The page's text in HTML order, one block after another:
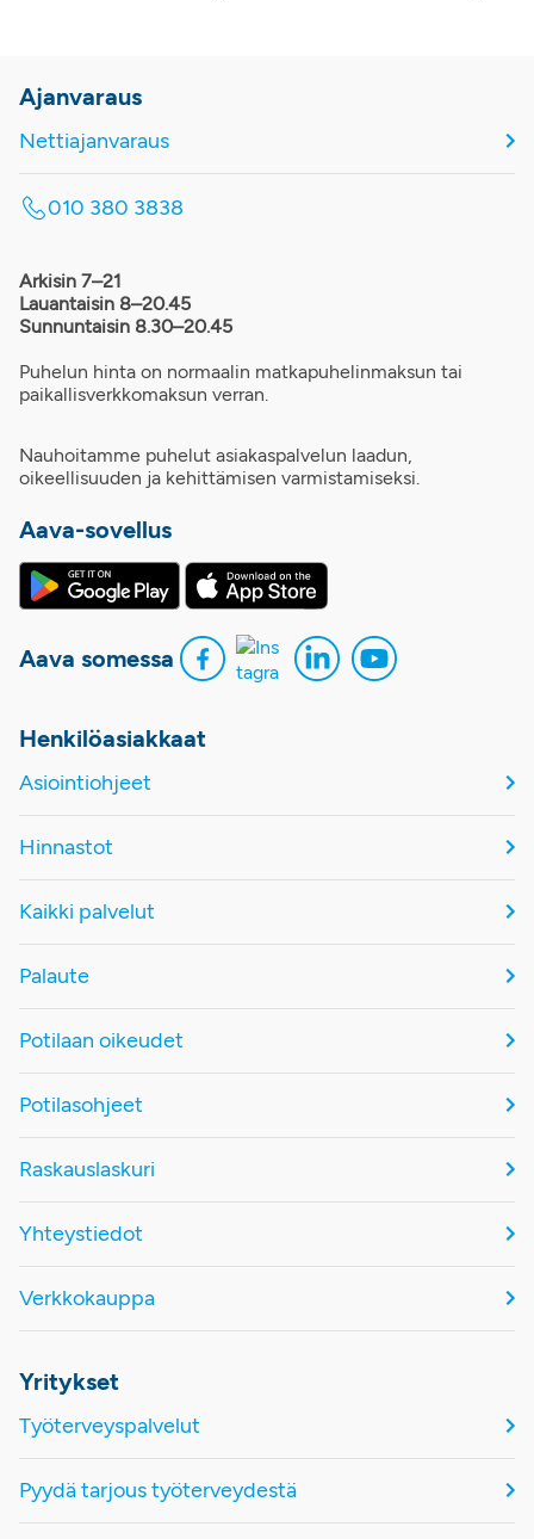
Ajanvaraus
Nettiajanvaraus
010 380 3838
Arkisin 7–21
Lauantaisin 8–20.45
Sunnuntaisin 8.30–20.45
Puhelun hinta on normaalin matkapuhelinmaksun tai
paikallisverkkomaksun verran.
Nauhoitamme puhelut asiakaspalvelun laadun,
oikeellisuuden ja kehittämisen varmistamiseksi.
Aava-sovellus
Aava somessa
Henkilöasiakkaat
Asiointiohjeet
Hinnastot
Kaikki palvelut
Palaute
Potilaan oikeudet
Potilasohjeet
Raskauslaskuri
Yhteystiedot
Verkkokauppa
Yritykset
Työterveyspalvelut
Pyydä tarjous työterveydestä